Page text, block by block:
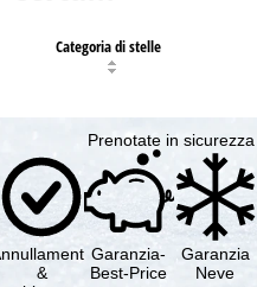
Categoria di stelle
Prenotate in
&
Garanzia-
Best-Price
Garanzia
Neve